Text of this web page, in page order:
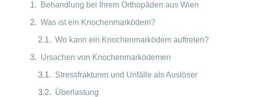
Behandlung bei Ihrem Orthopäden aus Wien
Was ist ein Knochenmarködem?
Wo kann ein Knochenmarködem auftreten?
Ursachen von Knochenmarködemen
Stressfrakturen und Unfälle als Auslöser
Überlastung